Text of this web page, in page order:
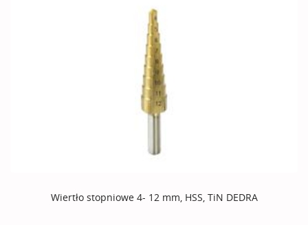
Wiertło stopniowe 4- 12 mm, HSS, TiN DEDRA